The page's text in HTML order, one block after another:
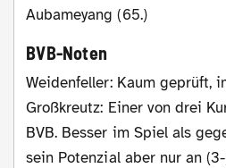
Aubameyang (65.)
BVB-Noten
Weidenfeller: Kaum geprüft,
Großkreutz: Einer von drei Kurzärmel-Trägern beim
BVB. Besser im Spiel als
sein Potenzial aber nur an